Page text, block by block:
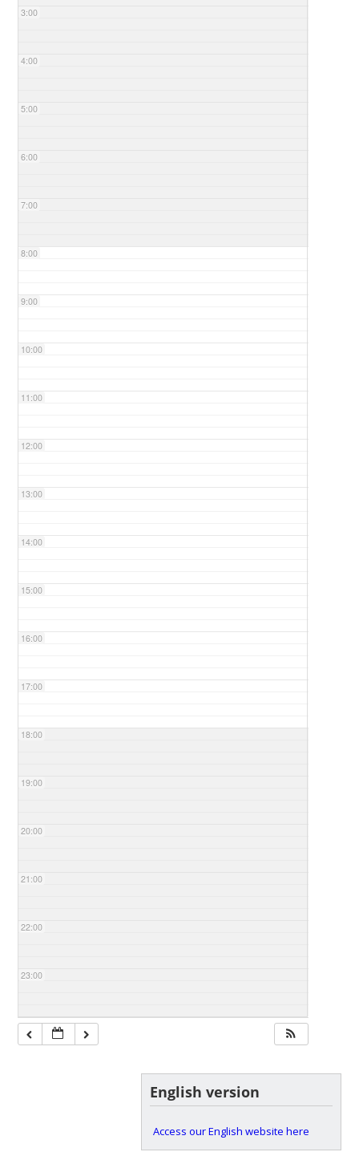
3:00
4:00
5:00
6:00
7:00
8:00
9:00
10:00
11:00
12:00
13:00
14:00
15:00
16:00
17:00
18:00
19:00
20:00
21:00
22:00
23:00
English version
Access our English website here